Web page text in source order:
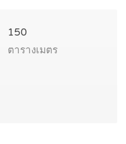
150
ตารางเมตร